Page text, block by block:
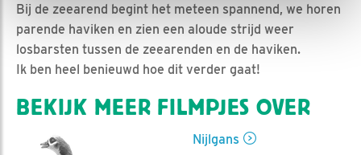
Bij de zeearend begint het meteen spannend, we horen
parende haviken en zien een aloude strijd weer
losbarsten tussen de zeearenden en de haviken.
Ik ben heel benieuwd hoe dit verder gaat!
BEKIJK MEER FILMPJES OVER
Nijlgans